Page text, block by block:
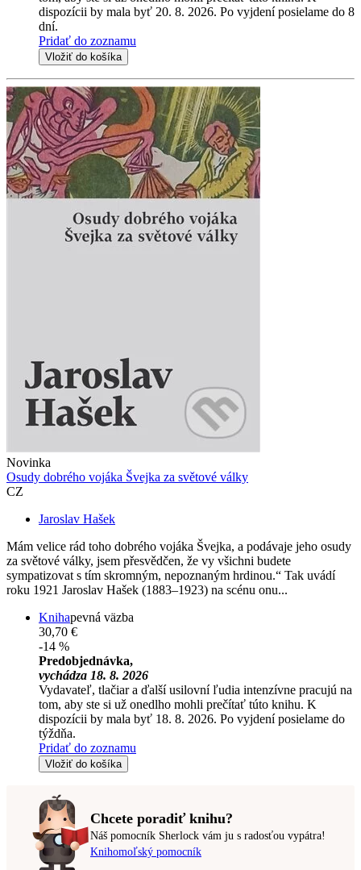
dispozícii by mala byť 20. 8. 2026. Po vyjdení posielame do 8
dní.
Pridať do zoznamu
Vložiť do košíka
Novinka
Osudy dobrého vojáka Švejka za světové války
CZ
Jaroslav Hašek
Mám velice rád toho dobrého vojáka Švejka, a podávaje jeho osudy
za světové války, jsem přesvědčen, že vy všichni budete
sympatizovat s tím skromným, nepoznaným hrdinou.“ Tak uvádí
roku 1921 Jaroslav Hašek (1883–1923) na scénu onu...
Knihapevná väzba
30,70 €
-14 %
Predobjednávka,
vychádza 18. 8. 2026
Vydavateľ, tlačiar a ďalší usilovní ľudia intenzívne pracujú na
tom, aby ste si už onedlho mohli prečítať túto knihu. K
dispozícii by mala byť 18. 8. 2026. Po vyjdení posielame do
týždňa.
Pridať do zoznamu
Vložiť do košíka
Chcete poradiť knihu?
Náš pomocník Sherlock vám ju s radosťou vypátra!
Knihomoľský pomocník